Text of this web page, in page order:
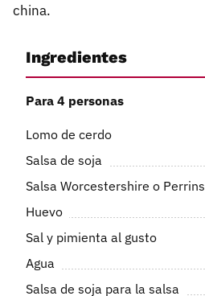
china.
Ingredientes
Para 4 personas
Lomo de cerdo
Salsa de soja
Salsa Worcestershire o Perrins
Huevo
Sal y pimienta al gusto
Agua
Salsa de soja para la salsa